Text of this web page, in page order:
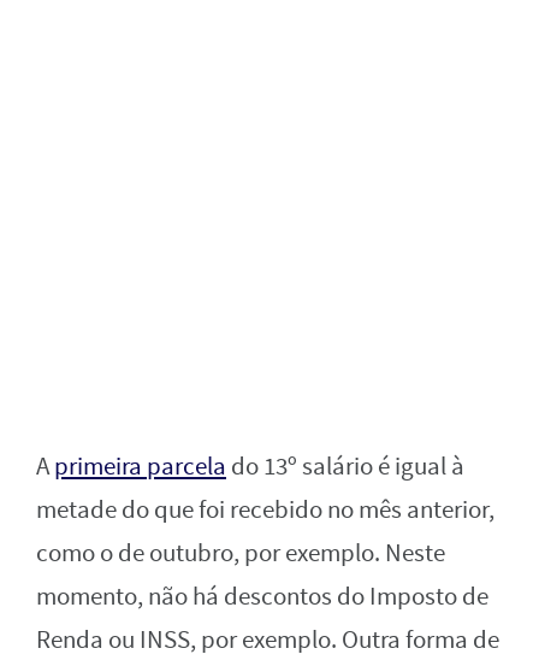
Aprimeira parcela do 13º salário é igual à
metade do que foi recebido no mês anterior,
como o de outubro, por exemplo. Neste
momento, não há descontos do Imposto de
Renda ou INSS, por exemplo. Outra forma de